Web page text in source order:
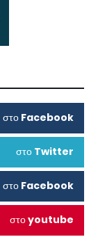
στο Facebook
στο Twitter
στο Facebook
στοyoutube